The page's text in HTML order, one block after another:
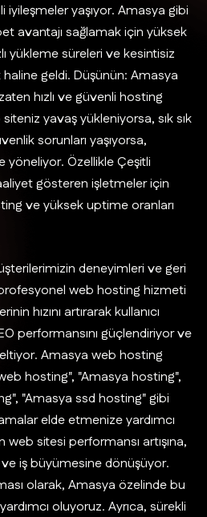
iyileşmeler yaşıyor. Amasya gibi
avantajı sağlamak için yüksek
yükleme süreleri ve kesintisiz
geldi. Düşünün: Amasya
hızlı ve güvenli hosting
yavaş yükleniyorsa, sık sık
sorunları yaşıyorsa,
yöneliyor. Özellikle Çeşitli
gösteren işletmeler için
ve yüksek uptime oranları
deneyimleri ve geri
web hosting hizmeti
hızını artırarak kullanıcı
performansını güçlendiriyor ve
Amasya web hosting
hosting", "Amasya hosting",
"Amasya ssd hosting" gibi
elde etmenize yardımcı
sitesi performansı artışına,
iş büyümesine dönüşüyor.
olarak, Amasya özelinde bu
oluyoruz. Ayrıca, sürekli